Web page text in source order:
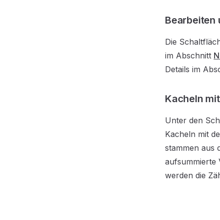
Bearbeiten
Die
im Abschnitt
Details im
Kacheln
Unter den
Kacheln mit
stammen aus
aufsummierte
werden die